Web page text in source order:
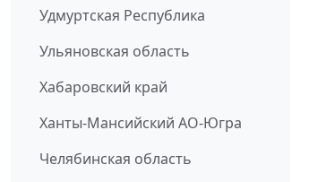
Удмуртская Республика
Ульяновская область
Хабаровский край
Ханты-Мансийский АО-Югра
Челябинская область